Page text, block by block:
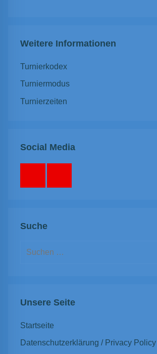
Weitere Informationen
Turnierkodex
Turniermodus
Turnierzeiten
Social Media
Suche
Suchen
Unsere Seite
Startseite
Datenschutzerklärung / Privacy Policy